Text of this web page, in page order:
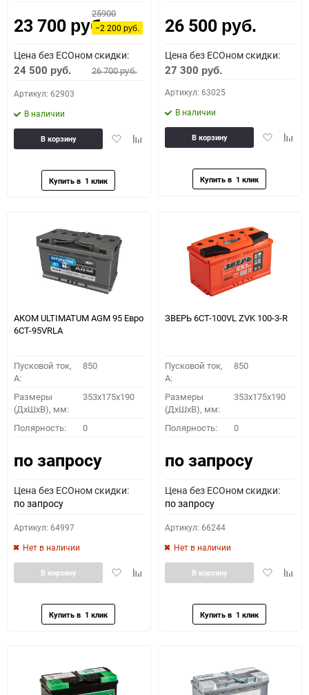
23 700 руб.
25900
−2 200руб.
Цена без ECOном скидки:
24 500 руб. 26 700руб.
Артикул: 62903
В наличии
ДобавитьДобавить
В корзину
26 500 руб.
Цена без ECOном скидки:
27 300 руб.
Артикул: 63025
В наличии
Добавить
В корзину
АКОМ ULTIMATUM AGM 95 Евро
6СТ-95VRLA
Пусковой ток,
A:
850
Размеры
(ДхШхВ), мм:
353x175x190
Полярность: 0
по запросу
Цена без ECOном скидки:
по запросу
Артикул: 64997
Нет в наличии
ДобавитьДобавить
В корзину
ЗВЕРЬ 6СТ-100VL ZVK 100-3-R
Пусковой ток,
A:
850
Размеры
(ДхШхВ), мм:
353x175x190
Полярность: 0
по запросу
Цена без ECOном скидки:
по запросу
Артикул: 66244
Нет в наличии
Добавить
В корзину